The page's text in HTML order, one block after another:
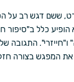
דגש רב על
כלל ב"סיפור
ו"חייזרי".
המפגש בצורה